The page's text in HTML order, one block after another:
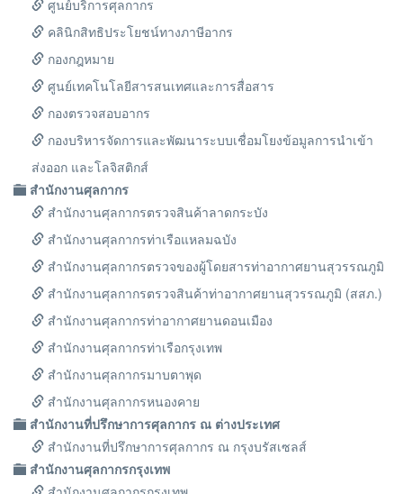
ศูนย์บริการศุลกากร
คลินิกสิทธิประโยชน์ทางภาษีอากร
กองกฎหมาย
ศูนย์เทคโนโลยีสารสนเทศและการสื่อสาร
กองตรวจสอบอากร
กองบริหารจัดการและพัฒนาระบบเชื่อมโยงข้อมูลการนำเข้า
ส่งออก และโลจิสติกส์
สำนักงานศุลกากร
สำนักงานศุลกากรตรวจสินค้าลาดกระบัง
สำนักงานศุลกากรท่าเรือแหลมฉบัง
สำนักงานศุลกากรตรวจของผู้โดยสารท่าอากาศยานสุวรรณภูมิ
สำนักงานศุลกากรตรวจสินค้าท่าอากาศยานสุวรรณภูมิ (สสภ.)
สำนักงานศุลกากรท่าอากาศยานดอนเมือง
สำนักงานศุลกากรท่าเรือกรุงเทพ
สำนักงานศุลกากรมาบตาพุด
สำนักงานศุลกากรหนองคาย
สำนักงานที่ปรึกษาการศุลกากร ณ ต่างประเทศ
สำนักงานที่ปรึกษาการศุลกากร ณ กรุงบรัสเซลส์
สำนักงานศุลกากรกรุงเทพ